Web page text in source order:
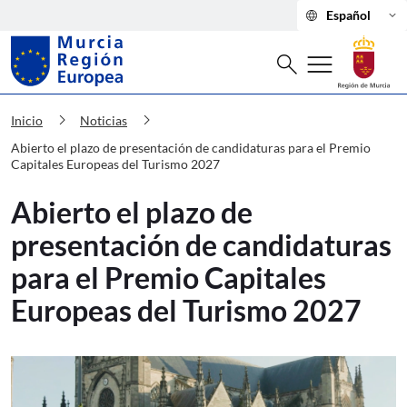
language Español keyboard_arrow_down
Murcia Región Europea Abierto el
Buscar
search menu
Inicio chevron_right Noticias chevron_right
Abierto el plazo de presentación de candidaturas para el Premio
Capitales Europeas del Turismo 2027
Abierto el plazo de
presentación de candidaturas
para el Premio Capitales
Europeas del Turismo 2027